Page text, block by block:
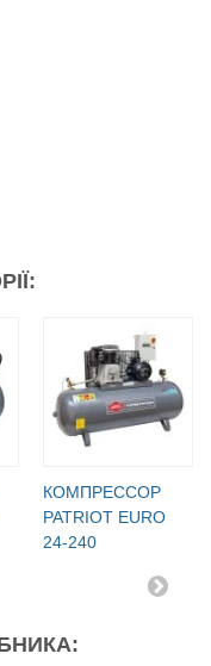
КОМПРЕССОР
PATRIOT EURO
24-240